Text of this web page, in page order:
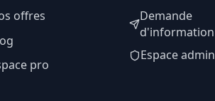
offres
pro
Demande
d'information
Espace admin